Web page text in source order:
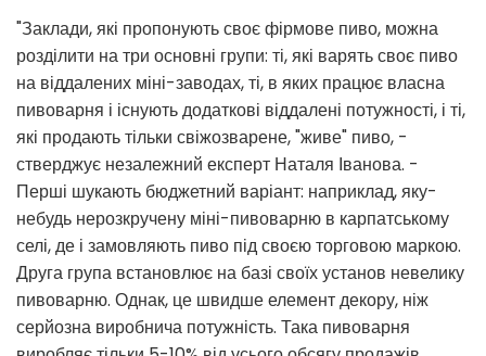
"Заклади, які пропонують своє фірмове пиво, можна
розділити на три основні групи: ті, які варять своє пиво
на віддалених міні-заводах, ті, в яких працює власна
пивоварня і існують додаткові віддалені потужності, і ті,
які продають тільки свіжозварене, "живе" пиво, -
стверджує незалежний експерт Наталя Іванова. -
Перші шукають бюджетний варіант: наприклад, яку-
небудь нерозкручену міні-пивоварню в карпатському
селі, де і замовляють пиво під своєю торговою маркою.
Друга група встановлює на базі своїх установ невелику
пивоварню. Однак, це швидше елемент декору, ніж
серйозна виробнича потужність. Така пивоварня